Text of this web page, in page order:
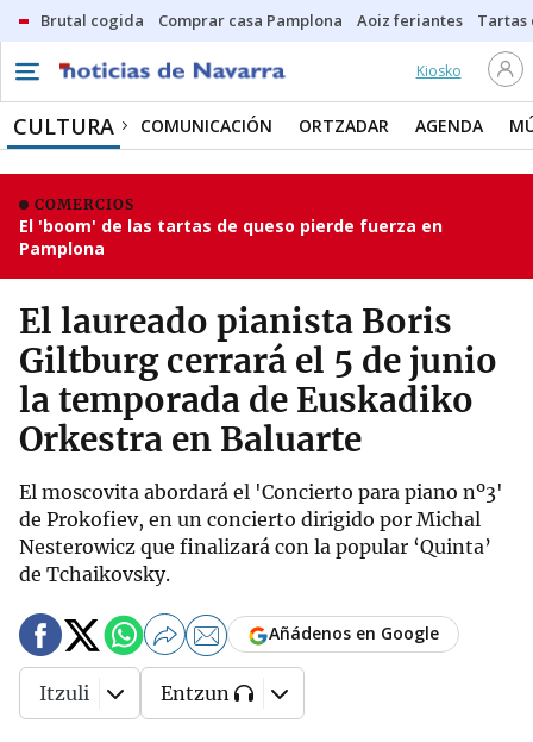
Brutal cogida Comprar casa Pamplona Aoiz feriantes Tartas
Kiosko
CULTURA COMUNICACIÓN ORTZADAR AGENDA
COMERCIOS
El 'boom' de las tartas de queso pierde fuerza en
Pamplona
El laureado pianista Boris
Giltburg cerrará el 5 de junio
la temporada de Euskadiko
Orkestra en Baluarte
El moscovita abordará el 'Concierto para piano nº3'
de Prokofiev, en un concierto dirigido por Michal
Nesterowicz que finalizará con la popular ‘Quinta’
de Tchaikovsky.
Añádenos en Google
Itzuli Entzun